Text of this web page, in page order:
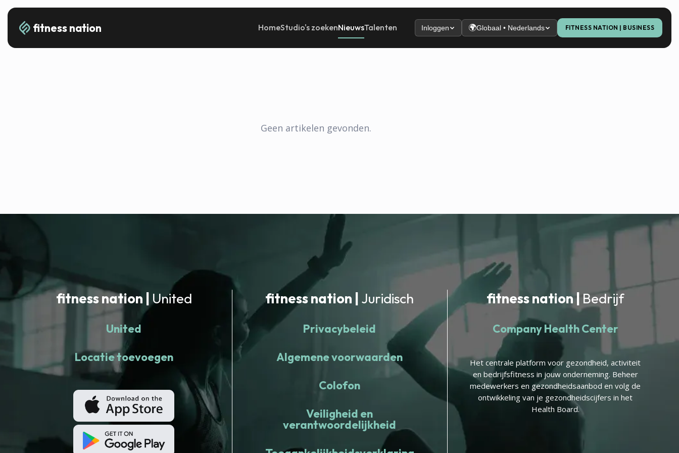
fitness nation HomeStudio's zoekenNieuwsTalenten Inloggen 🌍Globaal • Nederlands FITNESS NATION | BUSINESS
Geen artikelen gevonden.
fitness nation | United
United
Locatie toevoegen
fitness nation | Juridisch
Privacybeleid
Algemene voorwaarden
Colofon
Veiligheid en
verantwoordelijkheid
fitness nation | Bedrijf
Company Health Center
Het centrale platform voor gezondheid, activiteit
en bedrijfsfitness in jouw onderneming. Beheer
medewerkers en gezondheidsaanbod en volg de
ontwikkeling van je gezondheidscijfers in het
Health Board.